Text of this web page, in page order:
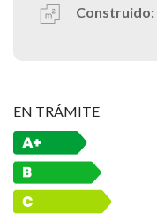
Construido:
EN TRÁMITE